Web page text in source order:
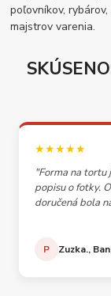
poľovníkov, rybárov,
majstrov varenia.
★★★★★
"Forma na tortu
popisu o fotky.
doručená bola
P Zuzka.,